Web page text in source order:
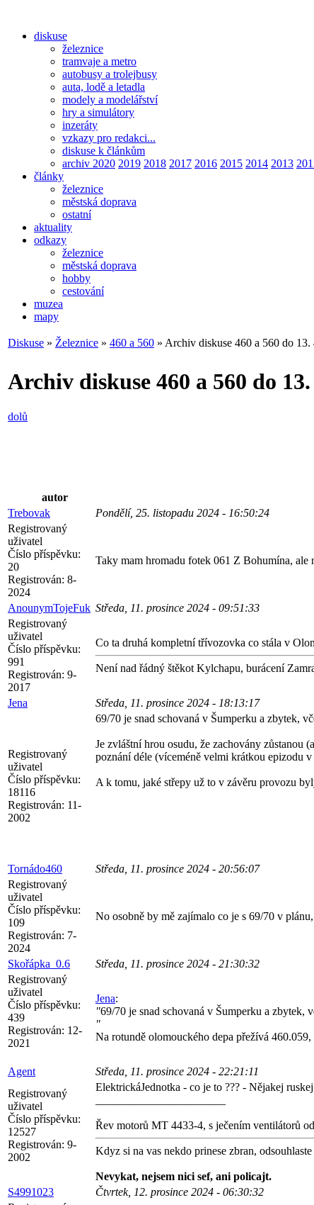
diskuse
železnice
tramvaje a metro
autobusy a trolejbusy
auta, lodě a letadla
modely a modelářství
hry a simulátory
inzeráty
vzkazy pro redakci...
diskuse k článkům
archiv 2020 2019 2018 2017 2016 2015 2014 2013
články
železnice
městská doprava
ostatní
aktuality
odkazy
železnice
městská doprava
hobby
cestování
muzea
mapy
Diskuse » Železnice » 460 a 560 » Archiv diskuse 460 a 560 do 13.
Archiv diskuse 460 a 560 do 13.
dolů
autor
Trebovak
Pondělí, 25. listopadu 2024 - 16:50:24
Registrovaný
uživatel
Číslo příspěvku:
20
Registrován: 8-
2024
Taky mam hromadu fotek 061 Z Bohumína, ale
AnounymTojeFuk Středa, 11. prosince 2024 - 09:51:33
Registrovaný
uživatel
Číslo příspěvku:
991
Registrován: 9-
2017
Co ta druhá kompletní třívozovka co stála v
Není nad řádný štěkot Kylchapu, burácení
Jena Středa, 11. prosince 2024 - 18:13:17
Registrovaný
uživatel
Číslo příspěvku:
18116
Registrován: 11-
2002
69/70 je snad schovaná v Šumperku a zbytek,
Je zvláštní hrou osudu, že zachovány
poznání déle (víceméně velmi krátkou epizodu
A k tomu, jaké střepy už to v závěru provozu
Tornádo460
Středa, 11. prosince 2024 - 20:56:07
Registrovaný
uživatel
Číslo příspěvku:
109
Registrován: 7-
2024
No osobně by mě zajímalo co je s 69/70 v
Skořápka_0.6
Středa, 11. prosince 2024 - 21:30:32
Registrovaný
uživatel
Číslo příspěvku:
439
Registrován: 12-
2021
Jena:
"69/70 je snad schovaná v Šumperku a zbytek,
"
Na rotundě olomouckého depa přežívá
Agent
Středa, 11. prosince 2024 - 22:21:11
Registrovaný
uživatel
Číslo příspěvku:
12527
Registrován: 9-
2002
ElektrickáJednotka - co je to ??? - Nějakej
Řev motorů MT 4433-4, s ječením ventilátorů
Kdyz si na vas nekdo prinese zbran,
Nevykat, nejsem nici sef, ani policajt.
S4991023
Čtvrtek, 12. prosince 2024 - 06:30:32